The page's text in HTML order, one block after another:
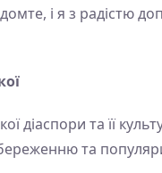
і я з радістю
діаспори та її
та